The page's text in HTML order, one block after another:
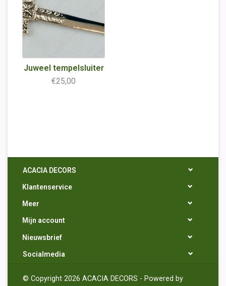
Juweel tempelsluiter
€25,00
ACACIA DECORS
Klantenservice
Meer
Mijn account
Nieuwsbrief
Socialmedia
© Copyright 2026 ACACIA DECORS - Powered by